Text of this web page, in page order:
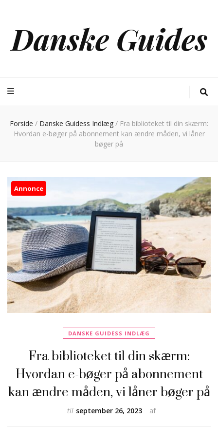
Danske Guides
Forside / Danske Guidess Indlæg / Fra biblioteket til din skærm:
Hvordan e-bøger på abonnement kan ændre måden, vi låner
bøger på
Annonce
DANSKE GUIDESS INDLÆG
Fra biblioteket til din skærm:
Hvordan e-bøger på abonnement
kan ændre måden, vi låner bøger på
af
til september 26, 2023